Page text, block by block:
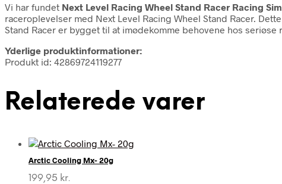
Vi har fundet Next Level Racing Wheel Stand Racer Racing
raceroplevelser med Next Level Racing Wheel Stand Racer.
Stand Racer er bygget til at imødekomme behovene hos seriøse r
Yderlige produktinformationer:
Produkt id: 42869724119277
Relaterede varer
Arctic Cooling Mx- 20g
199,95 kr.